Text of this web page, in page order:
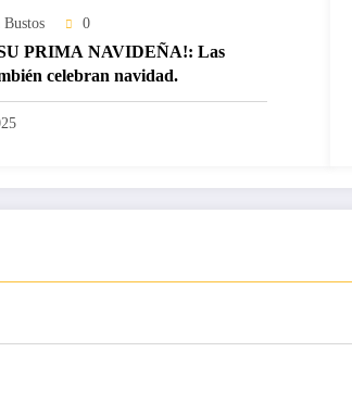
0
PRIMA NAVIDEÑA!: Las
celebran navidad.